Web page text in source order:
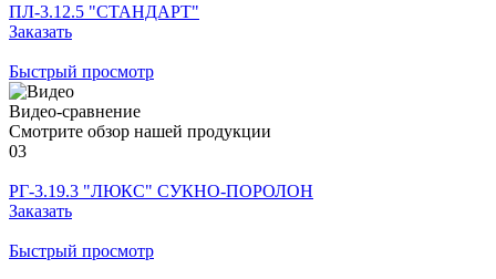
ПЛ-3.12.5 "СТАНДАРТ"
Заказать
Быстрый просмотр
Видео-сравнение
Смотрите обзор нашей продукции
03
РГ-3.19.3 "ЛЮКС" СУКНО-ПОРОЛОН
Заказать
Быстрый просмотр